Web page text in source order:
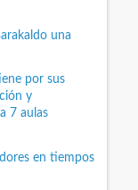
una
por sus
y
7 aulas
en tiempos